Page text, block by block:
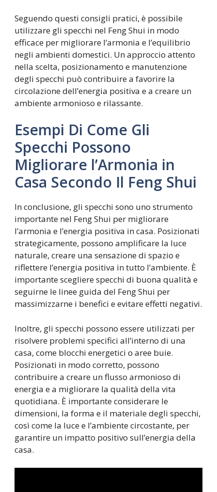
Seguendo questi consigli pratici, è possibile
utilizzare gli specchi nel Feng Shui in modo
efficace per migliorare l’armonia e l’equilibrio
negli ambienti domestici. Un approccio attento
nella scelta, posizionamento e manutenzione
degli specchi può contribuire a favorire la
circolazione dell’energia positiva e a creare un
ambiente armonioso e rilassante.
Esempi Di Come Gli
Specchi Possono
Migliorare l’Armonia in
Casa Secondo Il Feng Shui
In conclusione, gli specchi sono uno strumento
importante nel Feng Shui per migliorare
l’armonia e l’energia positiva in casa. Posizionati
strategicamente, possono amplificare la luce
naturale, creare una sensazione di spazio e
riflettere l’energia positiva in tutto l’ambiente. È
importante scegliere specchi di buona qualità e
seguirne le linee guida del Feng Shui per
massimizzarne i benefici e evitare effetti negativi.
Inoltre, gli specchi possono essere utilizzati per
risolvere problemi specifici all’interno di una
casa, come blocchi energetici o aree buie.
Posizionati in modo corretto, possono
contribuire a creare un flusso armonioso di
energia e a migliorare la qualità della vita
quotidiana. È importante considerare le
dimensioni, la forma e il materiale degli specchi,
così come la luce e l’ambiente circostante, per
garantire un impatto positivo sull’energia della
casa.